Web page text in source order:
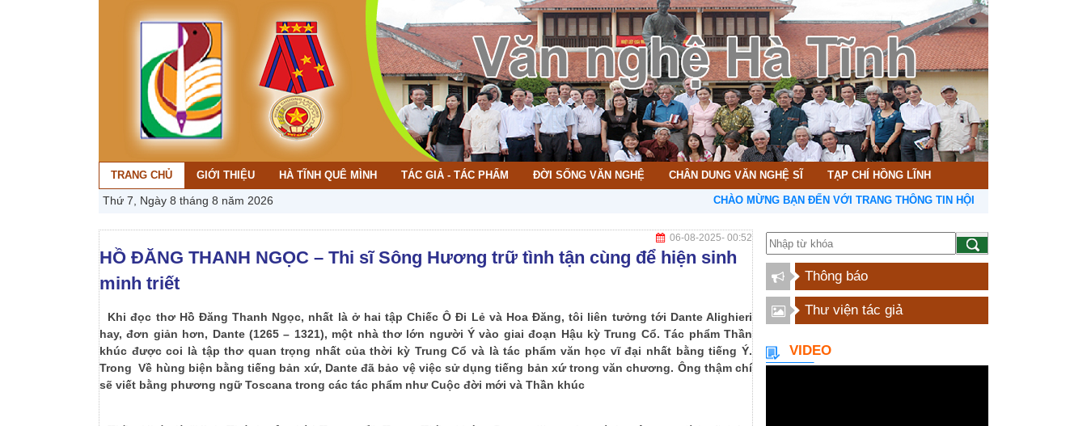
TRANG CHỦ GIỚI THIỆU HÀ TĨNH QUÊ MÌNH TÁC GIẢ - TÁC PHẨM ĐỜI SỐNG VĂN NGHỆ CHÂN DUNG VĂN NGHỆ SĨ TẠP CHÍ HỒNG LĨNH
Thứ 7, Ngày 8 tháng 8 năm 2026 CHÀO MỪNG BẠN ĐẾN VỚI TRANG THÔNG TIN HỘI LIÊN HIỆP VĂN HỌC
06-08-2025- 00:52
HỒ ĐĂNG THANH NGỌC – Thi sĩ Sông Hương trữ tình tận cùng để hiện sinh
minh triết
Khi đọc thơ Hồ Đăng Thanh Ngọc, nhất là ở hai tập Chiếc Ô Đi Lẻ và Hoa Đăng, tôi liên tưởng tới Dante Alighieri
hay, đơn giản hơn, Dante (1265 – 1321), một nhà thơ lớn người Ý vào giai đoạn Hậu kỳ Trung Cổ. Tác phẩm Thần
khúc được coi là tập thơ quan trọng nhất của thời kỳ Trung Cổ và là tác phẩm văn học vĩ đại nhất bằng tiếng Ý.
Trong Về hùng biện bằng tiếng bản xứ, Dante đã bảo vệ việc sử dụng tiếng bản xứ trong văn chương. Ông thậm chí
sẽ viết bằng phương ngữ Toscana trong các tác phẩm như Cuộc đời mới và Thần khúc
Thông báo
Thư viện tác giả
VIDEO